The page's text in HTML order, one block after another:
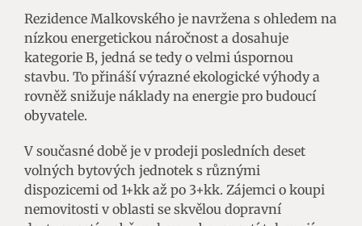
Rezidence Malkovského je navržena s ohledem na
nízkou energetickou náročnost a dosahuje
kategorie B, jedná se tedy o velmi úspornou
stavbu. To přináší výrazné ekologické výhody a
rovněž snižuje náklady na energie pro budoucí
obyvatele.
V současné době je v prodeji posledních deset
volných bytových jednotek s různými
dispozicemi od 1+kk až po 3+kk. Zájemci o koupi
nemovitosti v oblasti se skvělou dopravní